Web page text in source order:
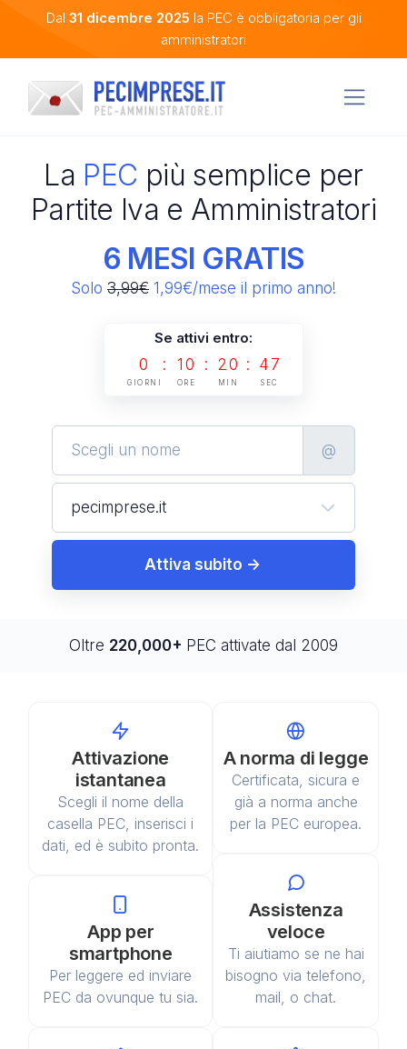
Dal 31 dicembre 2025 la PEC è obbligatoria per gli
amministratori
La PEC più semplice per
Partite Iva e Amministratori
6 MESI GRATIS
Solo 3,99€ 1,99€/mese il primo anno!
Se attivi entro:
0
GIORNI
: 10
ORE
: 20
MIN
: 47
SEC
@
Attiva subito ->
Oltre 220,000+ PEC attivate dal 2009
Attivazione
istantanea
Scegli il nome della
casella PEC, inserisci i
dati, ed è subito pronta.
App per
smartphone
Per leggere ed inviare
PEC da ovunque tu sia.
A norma di legge
Certificata, sicura e
già a norma anche
per la PEC europea.
Assistenza
veloce
Ti aiutiamo se ne hai
bisogno via telefono,
mail, o chat.